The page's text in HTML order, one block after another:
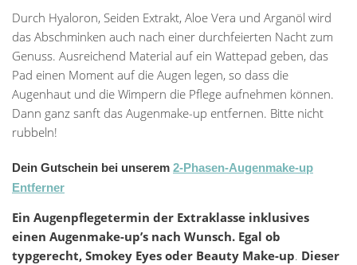
Durch Hyaloron, Seiden Extrakt, Aloe Vera und Arganöl wird
das Abschminken auch nach einer durchfeierten Nacht zum
Genuss. Ausreichend Material auf ein Wattepad geben, das
Pad einen Moment auf die Augen legen, so dass die
Augenhaut und die Wimpern die Pflege aufnehmen können.
Dann ganz sanft das Augenmake-up entfernen. Bitte nicht
rubbeln!
Dein Gutschein bei unserem 2-Phasen-Augenmake-up
Entferner
Ein Augenpflegetermin der Extraklasse inklusives
einen Augenmake-up’s nach Wunsch. Egal ob
typgerecht, Smokey Eyes oder Beauty Make-up. Dieser